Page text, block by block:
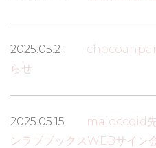
2025.05.21 chocoanpan
らせ
2025.05.15
majoccoid先
ンラブブックスWEBサイン